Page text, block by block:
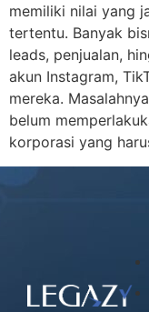
memiliki nilai yang
tertentu. Banyak
leads, penjualan,
akun Instagram,
mereka.
belum
korporasi yang